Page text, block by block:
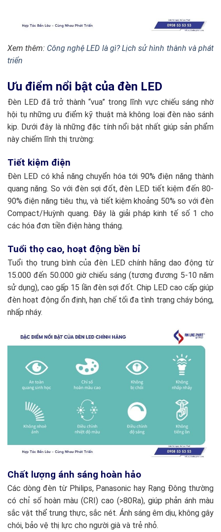
Xem thêm: Công nghệ LED là gì? Lịch sử hình thành và phát
triển
Ưu điểm nổi bật của đèn LED
Đèn LED đã trở thành “vua” trong lĩnh vực chiếu sáng nhờ
hội tụ những ưu điểm kỹ thuật mà không loại đèn nào sánh
kịp. Dưới đây là những đặc tính nổi bật nhất giúp sản phẩm
này chiếm lĩnh thị trường:
Tiết kiệm điện
Đèn LED có khả năng chuyển hóa tới 90% điện năng thành
quang năng. So với đèn sợi đốt, đèn LED tiết kiệm đến 80-
90% điện năng tiêu thụ, và tiết kiệm khoảng 50% so với đèn
Compact/Huỳnh quang. Đây là giải pháp kinh tế số 1 cho
các hóa đơn tiền điện hàng tháng.
Tuổi thọ cao, hoạt động bền bỉ
Tuổi thọ trung bình của đèn LED chính hãng dao động từ
15.000 đến 50.000 giờ chiếu sáng (tương đương 5-10 năm
sử dụng), cao gấp 15 lần đèn sợi đốt. Chip LED cao cấp giúp
đèn hoạt động ổn định, hạn chế tối đa tình trạng cháy bóng,
nhấp nháy.
Chất lượng ánh sáng hoàn hảo
Các dòng đèn từ Philips, Panasonic hay Rạng Đông thường
có chỉ số hoàn màu (CRI) cao (>80Ra), giúp phản ánh màu
sắc vật thể trung thực, sắc nét. Ánh sáng êm dịu, không gây
chói, bảo vệ thị lực cho người già và trẻ nhỏ.